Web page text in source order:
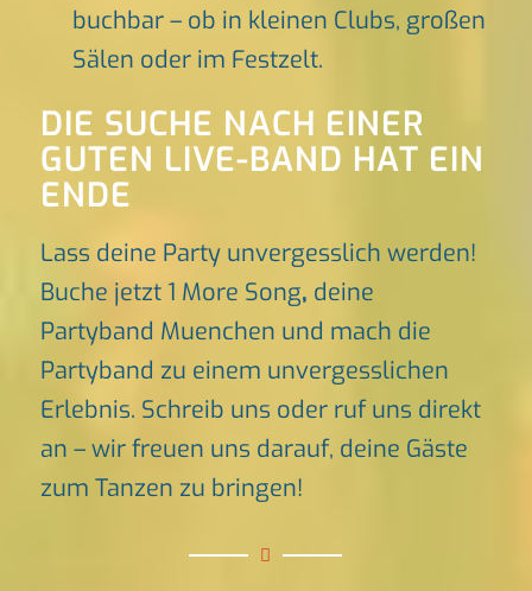
buchbar – ob in kleinen Clubs, großen
Sälen oder im Festzelt.
DIE SUCHE NACH EINER
GUTEN LIVE-BAND HAT EIN
ENDE
Lass deine Party unvergesslich werden!
Buche jetzt 1 More Song, deine
Partyband Muenchen und mach die
Partyband zu einem unvergesslichen
Erlebnis. Schreib uns oder ruf uns direkt
an – wir freuen uns darauf, deine Gäste
zum Tanzen zu bringen!